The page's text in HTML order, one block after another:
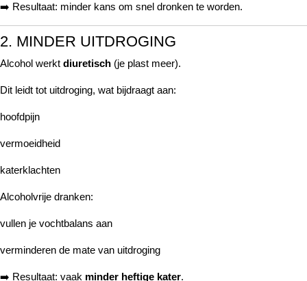
➡️ Resultaat: minder kans om snel dronken te worden.
2. MINDER UITDROGING
Alcohol werkt diuretisch (je plast meer).
Dit leidt tot uitdroging, wat bijdraagt aan:
hoofdpijn
vermoeidheid
katerklachten
Alcoholvrije dranken:
vullen je vochtbalans aan
verminderen de mate van uitdroging
➡️ Resultaat: vaak minder heftige kater.